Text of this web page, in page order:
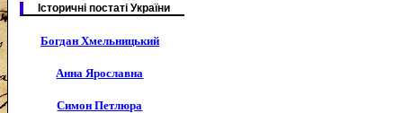
Історичні постаті України
Богдан Хмельницький
Анна Ярославна
Симон Петлюра